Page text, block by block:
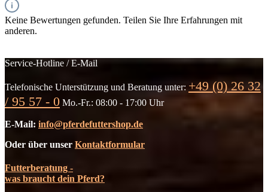
Keine Bewertungen gefunden. Teilen Sie Ihre Erfahrungen mit
anderen.
Service-Hotline / E-Mail
Telefonische Unterstützung und Beratung unter: +49 (0) 26 32
/ 95 57 - 0 Mo.-Fr.: 08:00 - 17:00 Uhr
E-Mail: info@pferdefuttershop.de
Oder über unser Kontaktformular
Futterberatung -
was braucht dein Pferd?